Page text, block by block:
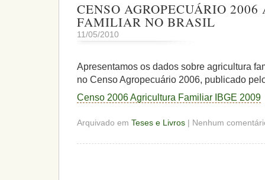
CENSO AGROPECUÁRIO
FAMILIAR NO BRASIL
11/05/2010
Apresentamos os dados sobre agricultura
no Censo Agropecuário 2006, publicado
Censo 2006 Agricultura Familiar IBGE 2009
Arquivado em Teses e Livros | Nenhum